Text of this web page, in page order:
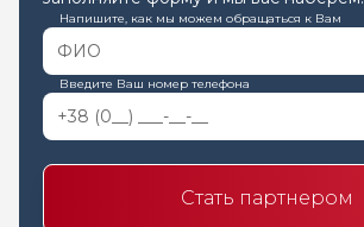
Напишите, как мы можем обращаться к Вам
Введите Ваш номер телефона
Стать партнером